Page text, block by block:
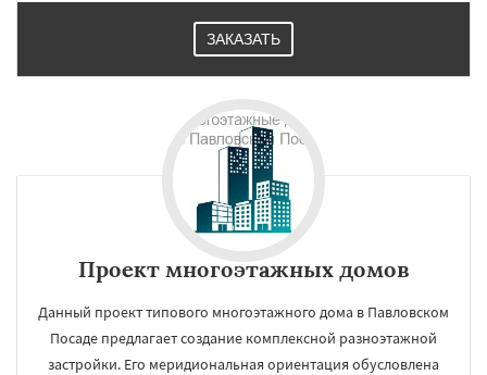
регионам
Протвино Пушкино
Реутов
Рошаль
Серпухов
Ступино
Химки Хотьково
Шатура Щелково
Электроугли Яхрома Андреево
Большие Вяземы Быково Вербилки
Восход Деденево Жилево Загорянский
Запрудная Заречье Зеленоградск
ЗАКАЗАТЬ
Проект многоэтажных домов
Данный проект типового многоэтажного дома в Павловском
Посаде предлагает создание комплексной разноэтажной
застройки. Его меридиональная ориентация обусловлена
УЗНАТЬ ПОДРОБНЕЕ
Даю согласие на обработку персональных данных